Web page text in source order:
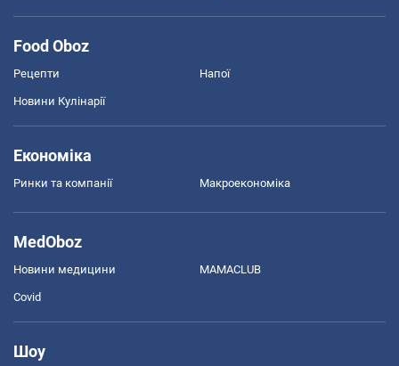
Food Oboz
Рецепти Напої
Новини Кулінарії
Економіка
Ринки та компанії Макроекономіка
MedOboz
Новини медицини MAMACLUB
Covid
Шоу